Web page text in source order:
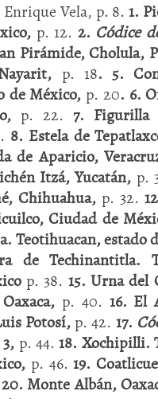
Enrique Vela, p. 8.1.
p. 12. 2. Códice
Pirámide, Cholula,
p. 18. 5.
de México, p. 20. 6.
p. 22. 7. Figurilla
8. Estela de
de Aparicio,
Itzá, Yucatán, p.
Chihuahua, p. 32.
Ciudad de
Teotihuacan, estado
de Techinantitla.
p. 38. 15. Urna del
p. 40. 16. El
Potosí, p. 42. 17.
p. 44. 18. Xochipilli.
p. 46. 19.
20. Monte Albán,